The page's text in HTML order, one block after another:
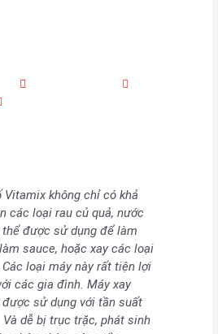
Vitamix không chỉ có khả
các loại rau củ quả, nước
được sử dụng để làm
sauce, hoặc xay các loại
loại máy này rất tiện lợi
các gia đình. Máy xay
sử dụng với tần suất
dễ bị trục trặc, phát sinh